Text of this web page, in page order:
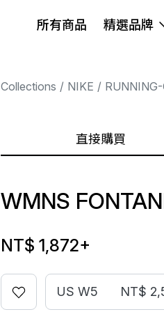
所有商品 精選品牌
Collections NIKE
直接購買
WMNS
NT$ 1,872+
US W5 NT$